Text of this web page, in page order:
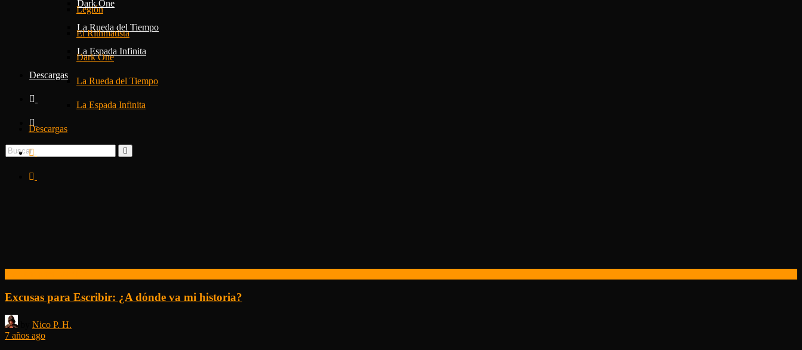
Dark One
La Rueda del Tiempo
La Espada Infinita
Descargas
Legión
El Rithmatista
Dark One
La Rueda del Tiempo
La Espada Infinita
Descargas
Excusas para Escribir: ¿A dónde va mi historia?
Nico P. H.
7 años ago